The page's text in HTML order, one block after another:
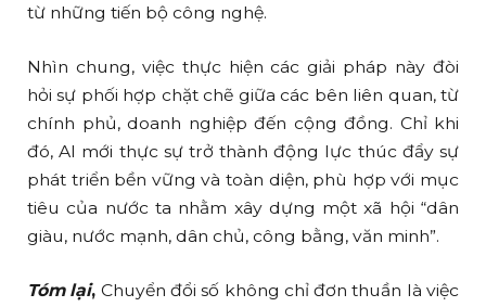
từ những tiến bộ công nghệ.
Nhìn chung, việc thực hiện các giải pháp này đòi
hỏi sự phối hợp chặt chẽ giữa các bên liên quan, từ
chính phủ, doanh nghiệp đến cộng đồng. Chỉ khi
đó, AI mới thực sự trở thành động lực thúc đẩy sự
phát triển bền vững và toàn diện, phù hợp với mục
tiêu của nước ta nhằm xây dựng một xã hội “dân
giàu, nước mạnh, dân chủ, công bằng, văn minh”.
Tóm lại, Chuyển đổi số không chỉ đơn thuần là việc